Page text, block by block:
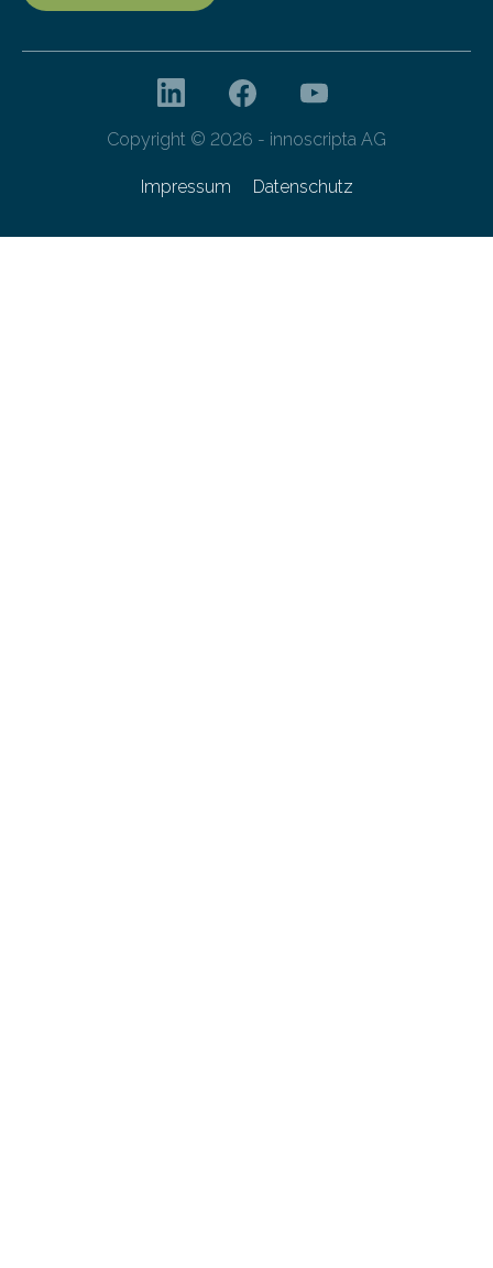
Copyright © 2026 - innoscripta AG
Impressum Datenschutz